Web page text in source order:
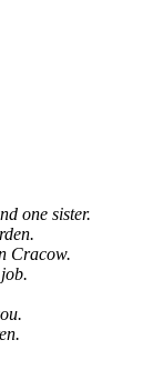
one sister.
Cracow.